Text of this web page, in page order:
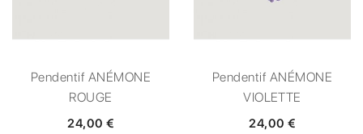
Pendentif ANÉMONE
ROUGE
24,00 €
Pendentif ANÉMONE
VIOLETTE
24,00 €